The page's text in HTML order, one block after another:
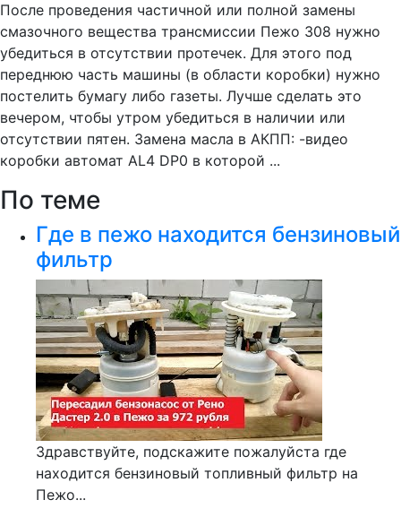
После проведения частичной или полной замены
смазочного вещества трансмиссии Пежо 308 нужно
убедиться в отсутствии протечек. Для этого под
переднюю часть машины (в области коробки) нужно
постелить бумагу либо газеты. Лучше сделать это
вечером, чтобы утром убедиться в наличии или
отсутствии пятен. Замена масла в АКПП: -видео
коробки автомат AL4 DP0 в которой ...
По теме
Где в пежо находится бензиновый
фильтр
Здравствуйте, подскажите пожалуйста где
находится бензиновый топливный фильтр на
Пежо...